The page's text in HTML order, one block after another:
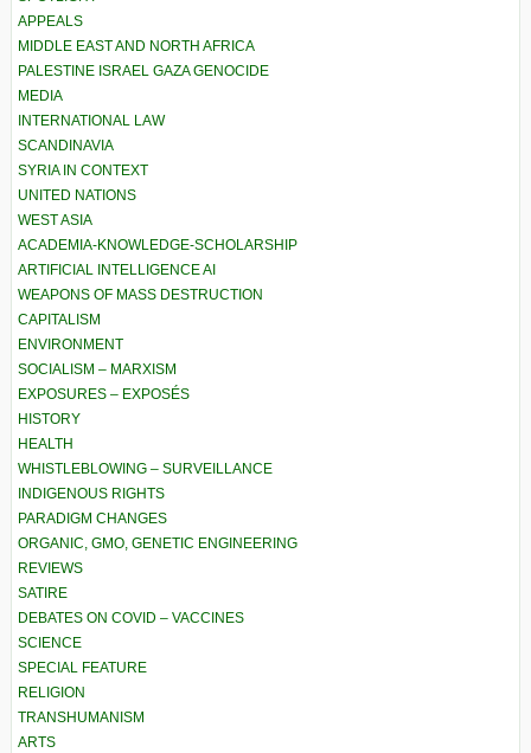
APPEALS
MIDDLE EAST AND NORTH AFRICA
PALESTINE ISRAEL GAZA GENOCIDE
MEDIA
INTERNATIONAL LAW
SCANDINAVIA
SYRIA IN CONTEXT
UNITED NATIONS
WEST ASIA
ACADEMIA-KNOWLEDGE-SCHOLARSHIP
ARTIFICIAL INTELLIGENCE AI
WEAPONS OF MASS DESTRUCTION
CAPITALISM
ENVIRONMENT
SOCIALISM – MARXISM
EXPOSURES – EXPOSÉS
HISTORY
HEALTH
WHISTLEBLOWING – SURVEILLANCE
INDIGENOUS RIGHTS
PARADIGM CHANGES
ORGANIC, GMO, GENETIC ENGINEERING
REVIEWS
SATIRE
DEBATES ON COVID – VACCINES
SCIENCE
SPECIAL FEATURE
RELIGION
TRANSHUMANISM
ARTS